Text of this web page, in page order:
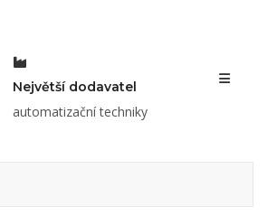
Toggle
Největší dodavatel
automatizační techniky